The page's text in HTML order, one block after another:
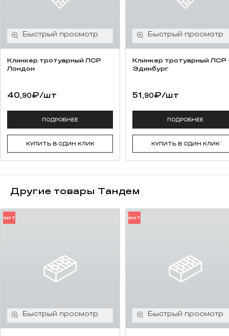
Клинкер тротуарный ЛСР
Лондон
40,90₽/шт
ПОДРОБНЕЕ
КУПИТЬ В ОДИН КЛИК
Клинкер тротуарный ЛСР
Эдинбург
51,90₽/шт
ПОДРОБНЕЕ
КУПИТЬ В ОДИН КЛИК
Другие товары Тандем
ХИТ ХИТ